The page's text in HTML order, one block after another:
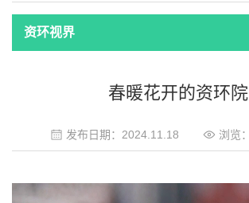
资环视界
春暖花开的资环院
发布日期：2024.11.18 浏览：